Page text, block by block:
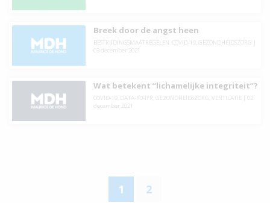
Breek door de angst heen
BESTRIJDINGSMAATREGELEN COVID-19, GEZONDHEIDSZORG
03 december 2021
Wat betekent “lichamelijke integriteit”?
COVID-19, DATA-R0-IFR GEZONDHEIDSZORG VENTILATIE
december 2021
1 2